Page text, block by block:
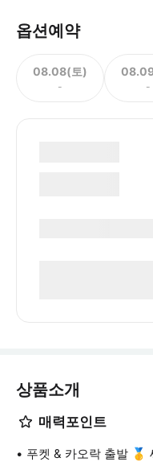
옵션예약
08.08(토)
- -
상품소개
매력포인트
푸켓 & 카오락 출발 🥇